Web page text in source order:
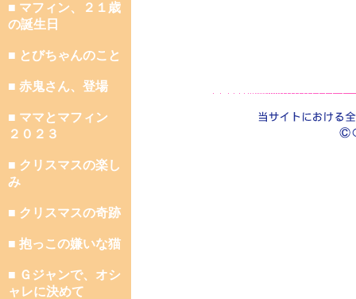
■ マフィン、２１歳
の誕生日
■ とびちゃんのこと
■ 赤鬼さん、登場
■ ママとマフィン
２０２３
■ クリスマスの楽し
み
■ クリスマスの奇跡
■ 抱っこの嫌いな猫
■ Ｇジャンで、オシ
ャレに決めて